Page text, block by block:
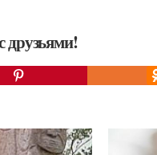
друзьями!